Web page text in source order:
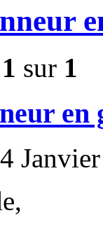
1 sur 1
en